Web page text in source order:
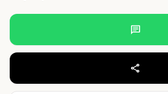
chat
share